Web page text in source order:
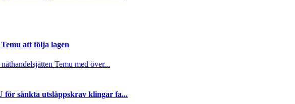
att följa lagen
Temu med över...
för sänkta utsläppskrav klingar fa...